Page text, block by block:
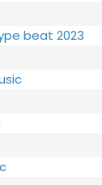
beat 2023